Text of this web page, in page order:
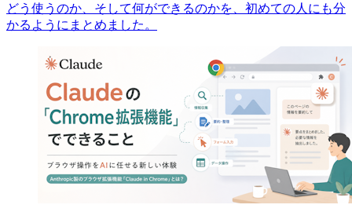
どう使うのか、そして何ができるのかを、初めての人にも分
かるようにまとめました。